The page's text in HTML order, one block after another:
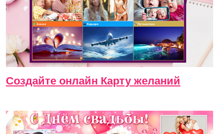
Создайте онлайн Карту желаний